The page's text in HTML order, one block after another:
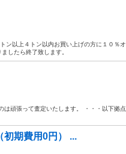
ン以上４トン以内お買い上げの方に１０％オ
したら終了致します。
は頑張って査定いたします。 ・・・以下拠点
初期費用0円） ...